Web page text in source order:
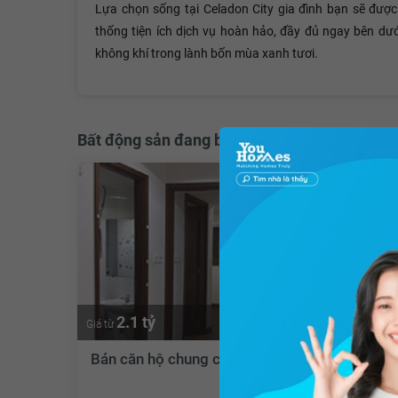
Lựa chọn sống tại Celadon City gia đình bạn sẽ
thống tiện ích dịch vụ hoàn hảo, đầy đủ ngay bên
không khí trong lành bốn mùa xanh tươi.
Bất động sản đang bán
Giá từ 2.1 tỷ
Bán căn hộ chung cư Khu đô thị Celadon City